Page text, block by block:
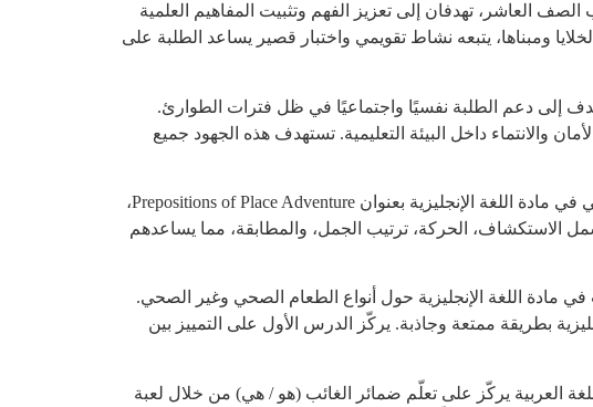
الصف العاشر، تهدفان إلى تعزيز الفهم وتثبيت المفاهيم العلمية
ومبناها، يتبعه نشاط تقويمي واختبار قصير يساعد الطلبة على
إلى دعم الطلبة نفسيًا واجتماعيًا في ظل فترات الطوارئ.
داخل البيئة التعليمية. تستهدف هذه الجهود جميع
تقدّم المعلمة أسيل داري من مدرسة إبداع الابتدائية للفنون والموسيقى نشاطًا تعليميًا تفاعليًا لطلبة الصف الثاني في مادة اللغة الإنجليزية بعنوان Prepositions of Place Adventure،
الاستكشاف، الحركة، ترتيب الجمل، والمطابقة، مما يساعدهم
مادة اللغة الإنجليزية حول أنواع الطعام الصحي وغير الصحي.
بطريقة ممتعة وجاذبة. يركّز الدرس الأول على التمييز بين
العربية يركّز على تعلّم ضمائر الغائب (هو / هي) من خلال لعبة